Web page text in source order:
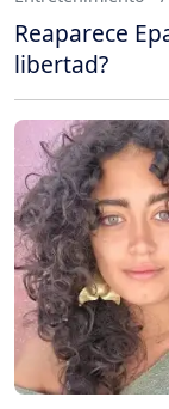
Reaparece
libertad?